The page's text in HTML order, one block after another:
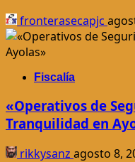
fronterasecapjc
Fiscalía
«Operativos de
Tranquilidad en
rikkysanz agosto 8,